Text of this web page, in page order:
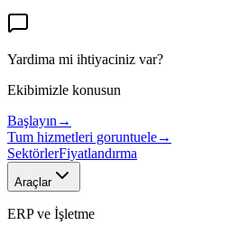
Yardima mi ihtiyaciniz var?
Ekibimizle konusun
Başlayın →
Tum hizmetleri goruntuele→
SektörlerFiyatlandırma
Araçlar
ERP ve İşletme